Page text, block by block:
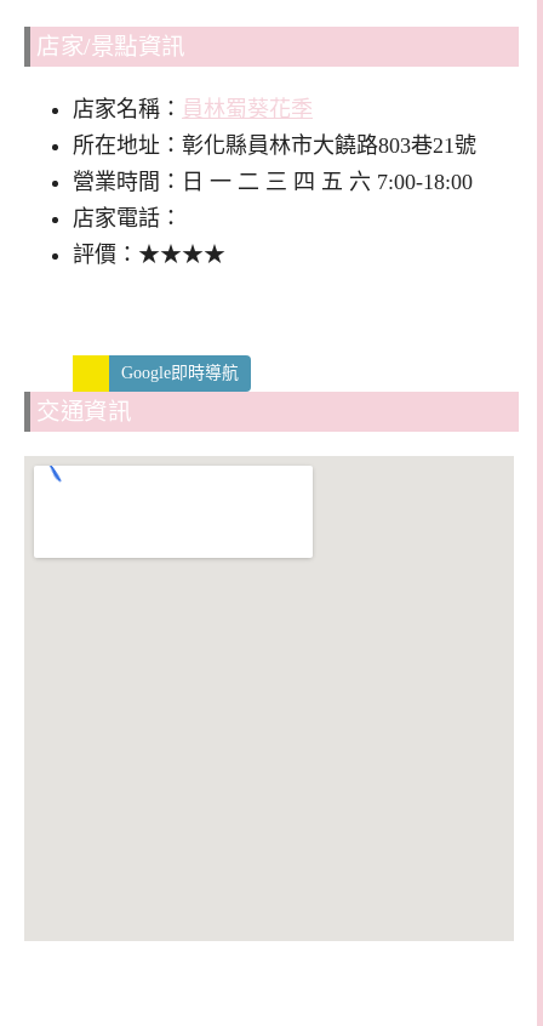
店家/景點資訊
店家名稱： 員林蜀葵花季
所在地址：彰化縣員林市大饒路803巷21號
營業時間：日 一 二 三 四 五 六 7:00-18:00
店家電話：
評價：★★★★
Google即時導航
交通資訊